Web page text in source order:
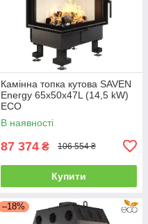
Камінна топка кутова SAVEN
Energy 65х50х47L (14,5 kW)
ECO
В наявності
87 374 ₴ 106 554 ₴
Купити
–18%